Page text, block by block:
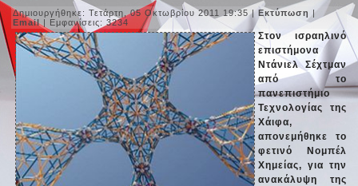
Δημιουργήθηκε: Τετάρτη, 05 Οκτωβρίου 2011 19:35 |Εκτύπωση |
Email | Εμφανίσεις: 3234
Στον ισραηλινό
επιστήμονα
Nτάνιελ Σέχτμαν
από το
πανεπιστήμιο
Τεχνολογίας της
Χάιφα,
απονεμήθηκε το
φετινό Νομπέλ
Χημείας, για την
ανακάλυψη της